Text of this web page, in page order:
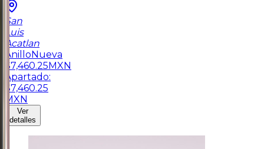
San
Luis
Acatlan
AnilloNueva
$7,460.25MXN
Apartado:
$7,460.25
MXN
Ver
detalles